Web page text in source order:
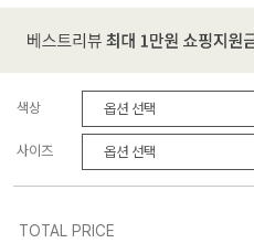
색상
사이즈
TOTAL PRICE